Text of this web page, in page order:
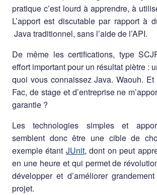
pratique c’est lourd à apprendre, à
L’apport est discutable par rapport à
Java traditionnel, sans l’aide de l’API.
De même les certifications, type
effort important pour un résultat piètre :
quoi vous connaissez Java. Waouh.
Fac, de stage et d’entreprise ne
garantie ?
Les technologies simples et
semblent donc être une cible de
exemple étant JUnit, dont on peut
en une heure et qui permet de
développer et d’améliorer
projet.